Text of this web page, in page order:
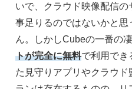
いで、クラウド映像配信
事足りるのではないかと
ん。しかしCubeの一番の
トが完全に無料で利用でき
た見守りアプリやクラウ